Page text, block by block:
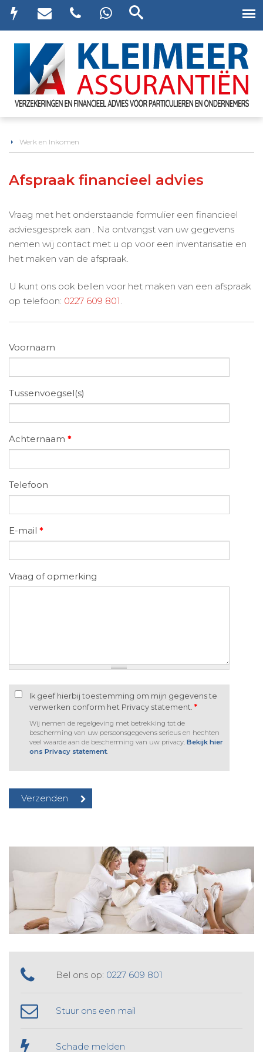
Werk en Inkomen
Afspraak financieel advies
Vraag met het onderstaande formulier een financieel
adviesgesprek aan . Na ontvangst van uw gegevens
nemen wij contact met u op voor een inventarisatie en
het maken van de afspraak.
U kunt ons ook bellen voor het maken van een afspraak
op telefoon: 0227 609 801.
Voornaam
Tussenvoegsel(s)
Achternaam *
Telefoon
E-mail *
Vraag of opmerking
Ik geef hierbij toestemming om mijn gegevens te
verwerken conform het Privacy statement. *
Wij nemen de regelgeving met betrekking tot de
bescherming van uw persoonsgegevens serieus en hechten
veel waarde aan de bescherming van uw privacy. Bekijk hier
ons Privacy statement
Bel ons op: 0227 609 801
Stuur ons een mail
Schade melden